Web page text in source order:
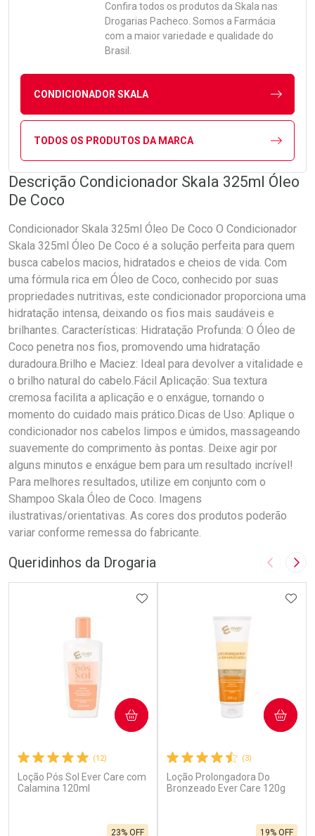
Confira todos os produtos da Skala nas
Drogarias Pacheco. Somos a Farmácia
com a maior variedade e qualidade do
Brasil.
CONDICIONADOR SKALA
TODOS OS PRODUTOS DA MARCA
Descrição Condicionador Skala 325ml Óleo
De Coco
Condicionador Skala 325ml Óleo De Coco O Condicionador
Skala 325ml Óleo De Coco é a solução perfeita para quem
busca cabelos macios, hidratados e cheios de vida. Com
uma fórmula rica em Óleo de Coco, conhecido por suas
propriedades nutritivas, este condicionador proporciona uma
hidratação intensa, deixando os fios mais saudáveis e
brilhantes. Características: Hidratação Profunda: O Óleo de
Coco penetra nos fios, promovendo uma hidratação
duradoura.Brilho e Maciez: Ideal para devolver a vitalidade e
o brilho natural do cabelo.Fácil Aplicação: Sua textura
cremosa facilita a aplicação e o enxágue, tornando o
momento do cuidado mais prático.Dicas de Uso: Aplique o
condicionador nos cabelos limpos e úmidos, massageando
suavemente do comprimento às pontas. Deixe agir por
alguns minutos e enxágue bem para um resultado incrível!
Para melhores resultados, utilize em conjunto com o
Shampoo Skala Óleo de Coco. Imagens
ilustrativas/orientativas. As cores dos produtos poderão
variar conforme remessa do fabricante.
Queridinhos da Drogaria Imagem
(12)
Loção Pós Sol Ever Care com
Calamina 120ml
23% OFF
ADICIONAR AOS FAVORITOS
COMPRAR
(3)
Loção Prolongadora Do
Bronzeado Ever Care 120g
19% OFF
COMPRAR